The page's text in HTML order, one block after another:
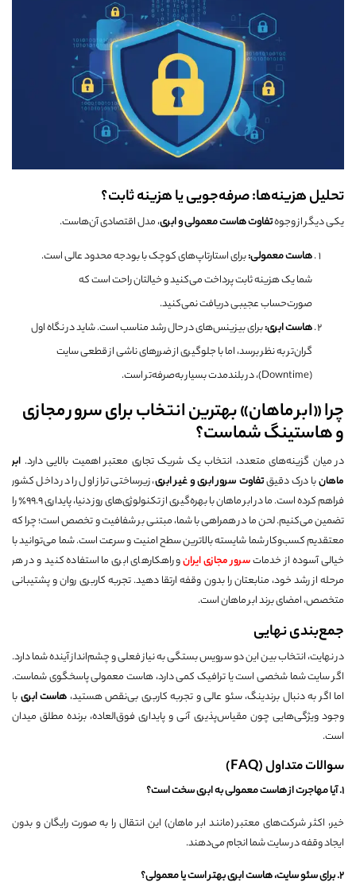
تحلیل هزینه‌ها: صرفه‌جویی یا هزینه ثابت؟
یکی دیگر از وجوهتفاوت هاست معمولی و ابری، مدل اقتصادی آن‌هاست.
هاست معمولی:برای استارتاپ‌های کوچک با بودجه محدود عالی است.
شما یک هزینه ثابت پرداخت می‌کنید و خیالتان راحت است که
صورت‌حساب عجیبی دریافت نمی‌کنید.
هاست ابری:برای بیزینس‌های در حال رشد مناسب است. شاید در نگاه اول
گران‌تر به نظر برسد، اما با جلوگیری از ضررهای ناشی از قطعی سایت
(Downtime)، در بلندمدت بسیار به‌صرفه‌تر است.
چرا «ابر ماهان» بهترین انتخاب برای سرور مجازی
و هاستینگ شماست؟
در میان گزینه‌های متعدد، انتخاب یک شریک تجاری معتبر اهمیت بالایی دارد. ابر
ماهانبا درک دقیقتفاوت سرور ابری و غیر ابری، زیرساختی تراز اول را در داخل کشور
فراهم کرده است. ما در ابر ماهان با بهره‌گیری از تکنولوژی‌های روز دنیا، پایداری ۹۹.۹٪ را
تضمین می‌کنیم. لحن ما در همراهی با شما، مبتنی بر شفافیت و تخصص است؛ چرا که
معتقدیم کسب‌وکار شما شایسته بالاترین سطح امنیت و سرعت است. شما می‌توانید با
خیالی آسوده از خدماتسرور مجازی ایرانو راهکارهای ابری ما استفاده کنید و در هر
مرحله از رشد خود، منابعتان را بدون وقفه ارتقا دهید. تجربه کاربری روان و پشتیبانی
متخصص، امضای برند ابر ماهان است.
جمع‌بندی نهایی
در نهایت، انتخاب بین این دو سرویس بستگی به نیاز فعلی و چشم‌انداز آینده شما دارد.
اگر سایت شما شخصی است یا ترافیک کمی دارد، هاست معمولی پاسخگوی شماست.
اما اگر به دنبال برندینگ، سئو عالی و تجربه کاربری بی‌نقص هستید،هاست ابریبا
وجود ویژگی‌هایی چون مقیاس‌پذیری آنی و پایداری فوق‌العاده، برنده مطلق میدان
است.
سوالات متداول (FAQ)
۱.آیا مهاجرت از هاست معمولی به ابری سخت است؟
خیر، اکثر شرکت‌های معتبر (مانند ابر ماهان) این انتقال را به صورت رایگان و بدون
ایجاد وقفه در سایت شما انجام می‌دهند.
۲.برای سئو سایت، هاست ابری بهتر است یا معمولی؟